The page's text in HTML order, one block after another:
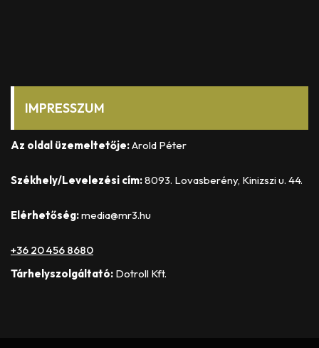
IMPRESSZUM
Az oldal üzemeltetője:Arold Péter
Székhely/Levelezési cím:8093. Lovasberény, Kinizszi u. 44.
Elérhetőség:media@mr3.hu
+36 20 456 8680
Tárhelyszolgáltató: Dotroll Kft.